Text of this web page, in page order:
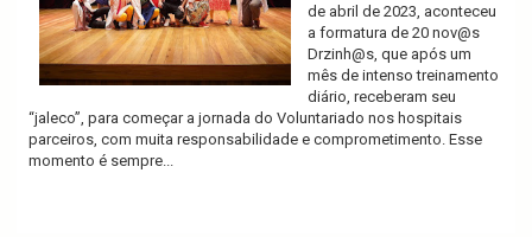
de abril de 2023, aconteceu
a formatura de 20 nov@s
Drzinh@s, que após um
mês de intenso treinamento
diário, receberam seu
“jaleco”, para começar a jornada do Voluntariado nos hospitais
parceiros, com muita responsabilidade e comprometimento. Esse
momento é sempre...